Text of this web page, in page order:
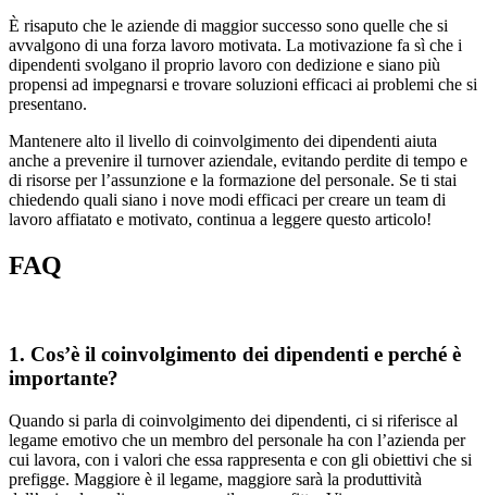
È risaputo che le aziende di maggior successo sono quelle che si
avvalgono di una forza lavoro motivata. La motivazione fa sì che i
dipendenti svolgano il proprio lavoro con dedizione e siano più
propensi ad impegnarsi e trovare soluzioni efficaci ai problemi che si
presentano.
Mantenere alto il livello di coinvolgimento dei dipendenti aiuta
anche a prevenire il turnover aziendale, evitando perdite di tempo e
di risorse per l’assunzione e la formazione del personale. Se ti stai
chiedendo quali siano i nove modi efficaci per creare un team di
lavoro affiatato e motivato, continua a leggere questo articolo!
FAQ
1. Cos’è il coinvolgimento dei dipendenti e perché è
importante?
Quando si parla di coinvolgimento dei dipendenti, ci si riferisce al
legame emotivo che un membro del personale ha con l’azienda per
cui lavora, con i valori che essa rappresenta e con gli obiettivi che si
prefigge. Maggiore è il legame, maggiore sarà la produttività